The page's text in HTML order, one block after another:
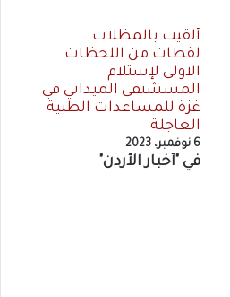
ألقيت بالمظلات…
لقطات من اللحظات
الاولى لإستلام
المسشتفى الميداني في
غزة للمساعدات الطبية
العاجلة
6 نوفمبر، 2023
في "أخبار الأردن"